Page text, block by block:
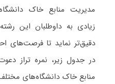
مدیریت منابع خاک
زیادی به داوطلبان این
دقیق‌تر نماید تا فرصت‌های
در جدول زیر، نمره تراز
منابع خاک دانشگاه‌های